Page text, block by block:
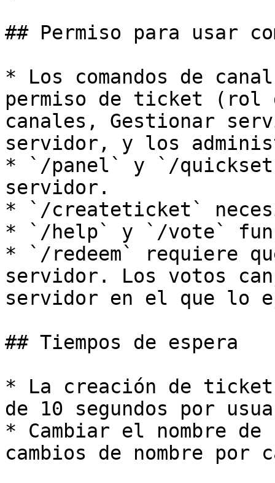
## Permiso para usar
* Los comandos de
permiso de ticket (rol
canales, Gestionar
servidor, y los
* `/panel` y `/
servidor.
* `/createticket`
* `/help` y `/vote`
* `/redeem` requiere
servidor. Los votos
servidor en el que lo
## Tiempos de espera
* La creación de
de 10 segundos por
* Cambiar el nombre
cambios de nombre por